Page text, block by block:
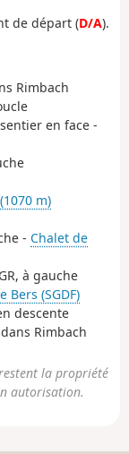
de départ (D/A).
Rimbach
en face -
m)
- Chalet de
à gauche
Bers (SGDF)
descente
Rimbach
la propriété
autorisation.